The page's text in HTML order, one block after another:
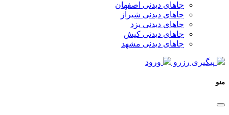
جاهای دیدنی اصفهان
جاهای دیدنی شیراز
جاهای دیدنی یزد
جاهای دیدنی کیش
جاهای دیدنی مشهد
پیگیری رزرو ورود
منو